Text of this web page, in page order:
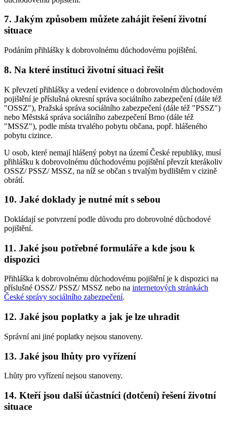
7. Jakým způsobem můžete zahájit řešení životní
situace
Podáním přihlášky k dobrovolnému důchodovému pojištění.
8. Na které instituci životní situaci řešit
K převzetí přihlášky a vedení evidence o dobrovolném důchodovém
pojištění je příslušná okresní správa sociálního zabezpečení (dále též
"OSSZ"), Pražská správa sociálního zabezpečení (dále též "PSSZ")
nebo Městská správa sociálního zabezpečení Brno (dále též
"MSSZ"), podle místa trvalého pobytu občana, popř. hlášeného
pobytu cizince.
U osob, které nemají hlášený pobyt na území České republiky, musí
přihlášku k dobrovolnému důchodovému pojištění převzít kterákoliv
OSSZ/ PSSZ/ MSSZ, na níž se občan s trvalým bydlištěm v cizině
obrátí.
10. Jaké doklady je nutné mít s sebou
Dokládají se potvrzení podle důvodu pro dobrovolné důchodové
pojištění.
11. Jaké jsou potřebné formuláře a kde jsou k
dispozici
Přihláška k dobrovolnému důchodovému pojištění je k dispozici na
příslušné OSSZ/ PSSZ/ MSSZ nebo na internetových stránkách
České správy sociálního zabezpečení.
12. Jaké jsou poplatky a jak je lze uhradit
Správní ani jiné poplatky nejsou stanoveny.
13. Jaké jsou lhůty pro vyřízení
Lhůty pro vyřízení nejsou stanoveny.
14. Kteří jsou další účastníci (dotčení) řešení životní
situace